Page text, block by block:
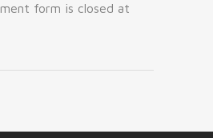
form is closed at